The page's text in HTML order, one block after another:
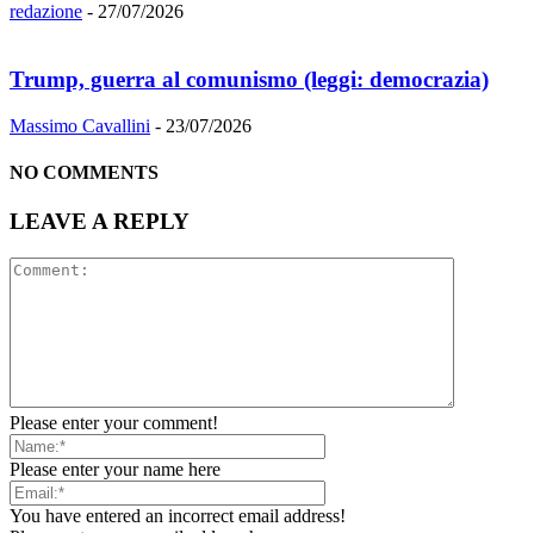
redazione - 27/07/2026
Trump, guerra al comunismo (leggi: democrazia)
Massimo Cavallini - 23/07/2026
NO COMMENTS
LEAVE A REPLY
Please enter your comment!
Please enter your name here
You have entered an incorrect email address!